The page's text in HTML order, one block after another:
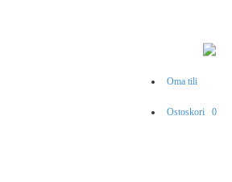
Oma tili
Ostoskori 0